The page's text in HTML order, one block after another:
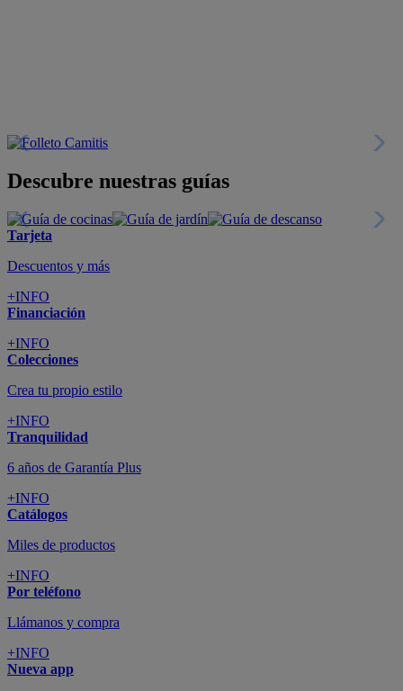
Descubre nuestras guías
Tarjeta
Descuentos y más
+INFO
Financiación
+INFO
Colecciones
Crea tu propio estilo
+INFO
Tranquilidad
6 años de Garantía Plus
+INFO
Catálogos
Miles de productos
+INFO
Por teléfono
Llámanos y compra
+INFO
Nueva app